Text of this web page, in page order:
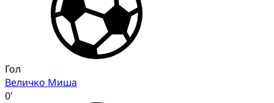
Гол
Величко Миша
0'